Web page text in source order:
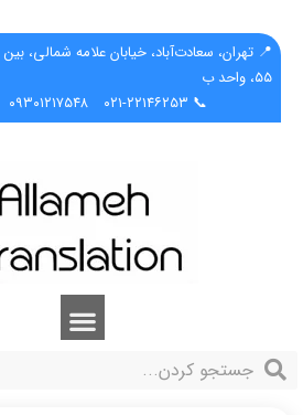
۵۵، واحد ب
📞 ۰۲۱-۲۲۱۴۶۲۵۳
۰۹۳۰۱۲۱۷۵۴۸